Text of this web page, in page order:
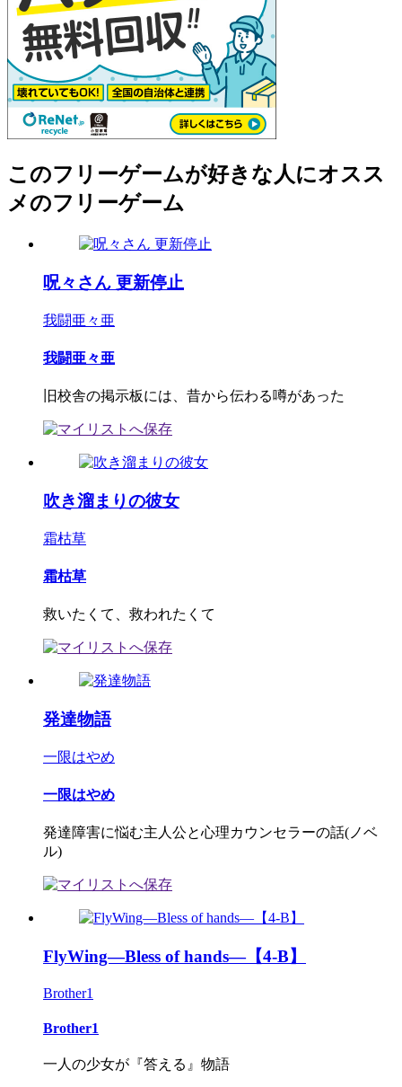
このフリーゲームが好きな人にオスス
メのフリーゲーム
呪々さん 更新停止
我闘亜々亜
我闘亜々亜
旧校舎の掲示板には、昔から伝わる噂があった
吹き溜まりの彼女
霜枯草
霜枯草
救いたくて、救われたくて
発達物語
一限はやめ
一限はやめ
発達障害に悩む主人公と心理カウンセラーの話(ノベ
ル)
FlyWing―Bless of hands―【4-B】
Brother1
Brother1
一人の少女が『答える』物語